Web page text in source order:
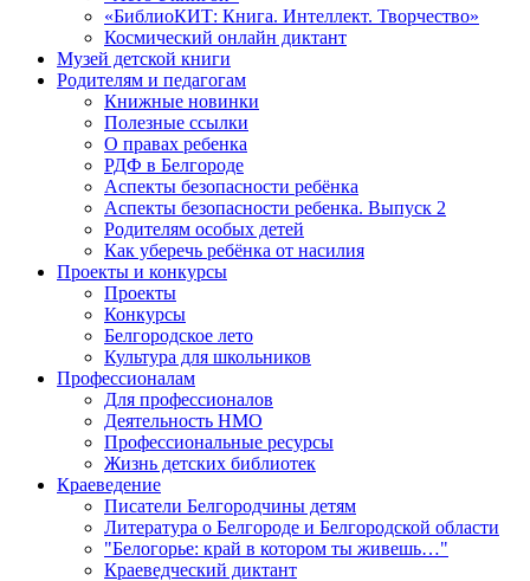
«БиблиоКИТ: Книга. Интеллект. Творчество»
Космический онлайн диктант
Музей детской книги
Родителям и педагогам
Книжные новинки
Полезные ссылки
О правах ребенка
РДФ в Белгороде
Аспекты безопасности ребёнка
Аспекты безопасности ребенка. Выпуск 2
Родителям особых детей
Как уберечь ребёнка от насилия
Проекты и конкурсы
Проекты
Конкурсы
Белгородское лето
Культура для школьников
Профессионалам
Для профессионалов
Деятельность НМО
Профессиональные ресурсы
Жизнь детских библиотек
Краеведение
Писатели Белгородчины детям
Литература о Белгороде и Белгородской области
"Белогорье: край в котором ты живешь…"
Краеведческий диктант